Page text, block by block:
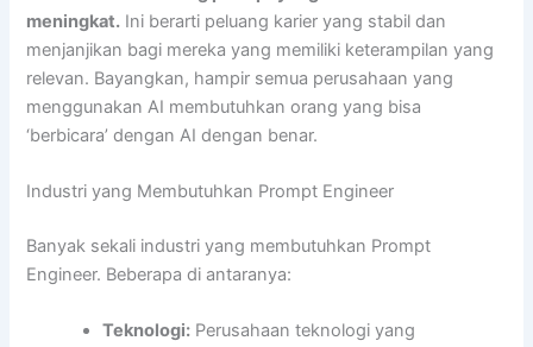
meningkat. Ini berarti peluang karier yang stabil dan
menjanjikan bagi mereka yang memiliki keterampilan yang
relevan. Bayangkan, hampir semua perusahaan yang
menggunakan AI membutuhkan orang yang bisa
‘berbicara’ dengan AI dengan benar.
Industri yang Membutuhkan Prompt Engineer
Banyak sekali industri yang membutuhkan Prompt
Engineer. Beberapa di antaranya:
Teknologi: Perusahaan teknologi yang